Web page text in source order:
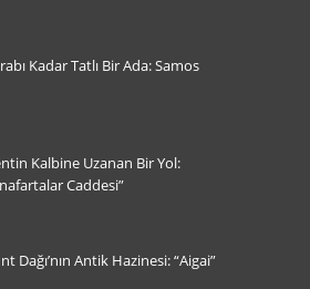
Kadar Tatlı Bir Ada: Samos
Kalbine Uzanan Bir Yol:
Caddesi”
Dağı’nın Antik Hazinesi: “Aigai”